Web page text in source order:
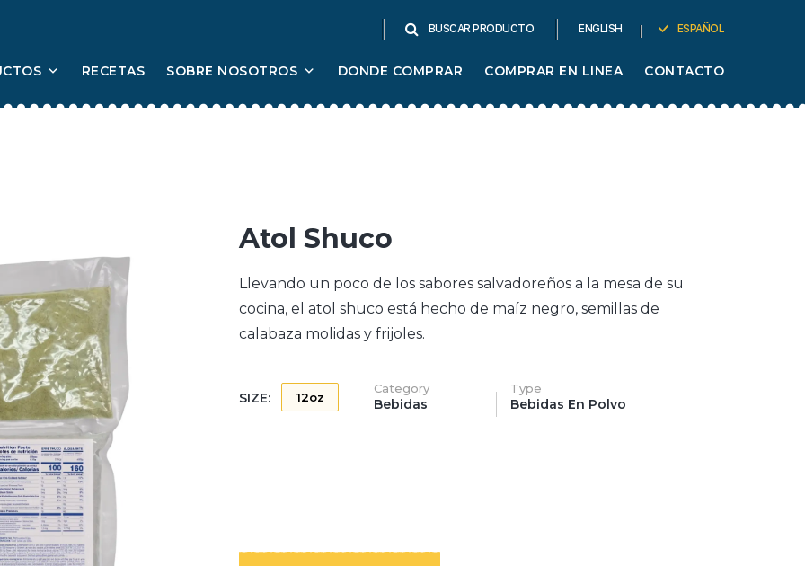
BUSCAR PRODUCTO ENGLISH ESPAÑOL
RECETAS SOBRE NOSOTROS DONDE COMPRAR COMPRAR EN LINEA CONTACTO
Atol Shuco
Llevando un poco de los sabores salvadoreños a la mesa de su
cocina, el atol shuco está hecho de maíz negro, semillas de
calabaza molidas y frijoles.
SIZE: 12oz
Category
Bebidas
Type
Bebidas En Polvo